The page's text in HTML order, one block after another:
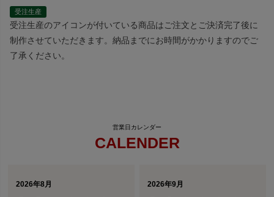
受注生産
受注生産のアイコンが付いている商品はご注文とご決済完了後に
制作させていただきます。納品までにお時間がかかりますのでご
了承ください。
CALENDER
2026年8月 2026年9月